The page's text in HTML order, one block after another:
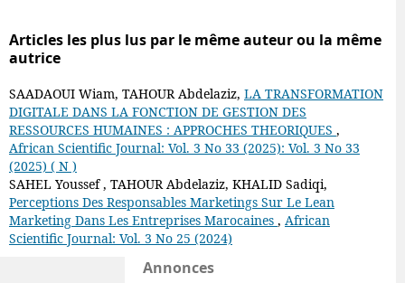
Articles les plus lus par le même auteur ou la même
autrice
SAADAOUI Wiam, TAHOUR Abdelaziz, LA TRANSFORMATION
DIGITALE DANS LA FONCTION DE GESTION DES
RESSOURCES HUMAINES : APPROCHES THEORIQUES ,
African Scientific Journal: Vol. 3 No 33 (2025): Vol. 3 No 33
(2025) ( N )
SAHEL Youssef , TAHOUR Abdelaziz, KHALID Sadiqi,
Perceptions Des Responsables Marketings Sur Le Lean
Marketing Dans Les Entreprises Marocaines , African
Scientific Journal: Vol. 3 No 25 (2024)
Annonces